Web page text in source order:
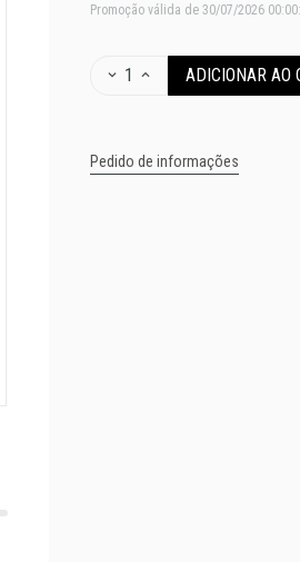
Promoção válida de 30/07/2026
1 ADICIONAR AO
Pedido de informações